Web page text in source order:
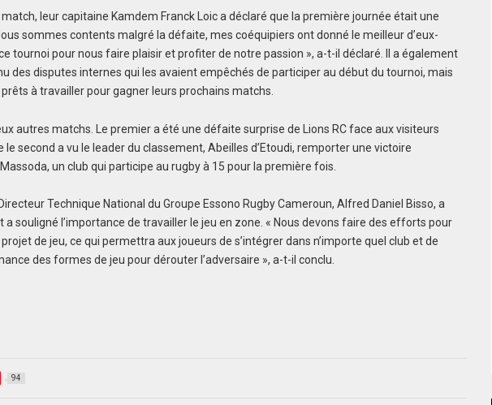
leur capitaine Kamdem Franck Loic a déclaré que la première journée était une
sommes contents malgré la défaite, mes coéquipiers ont donné le meilleur d’eux-
tournoi pour nous faire plaisir et profiter de notre passion », a-t-il déclaré. Il a également
des disputes internes qui les avaient empêchés de participer au début du tournoi, mais
à travailler pour gagner leurs prochains matchs.
autres matchs. Le premier a été une défaite surprise de Lions RC face aux visiteurs
le second a vu le leader du classement, Abeilles d’Etoudi, remporter une victoire
un club qui participe au rugby à 15 pour la première fois.
Technique National du Groupe Essono Rugby Cameroun, Alfred Daniel Bisso, a
souligné l’importance de travailler le jeu en zone. « Nous devons faire des efforts pour
de jeu, ce qui permettra aux joueurs de s’intégrer dans n’importe quel club et de
des formes de jeu pour dérouter l’adversaire », a-t-il conclu.
94